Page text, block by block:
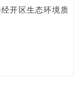
开区生态环境质